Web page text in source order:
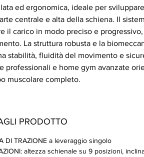
ed ergonomica, ideale per
centrale e alta della schiena. Il
il carico in modo preciso e
La struttura robusta e la
stabilità, fluidità del movimento e
professionali e home gym avanzate
muscolare completo.
PRODOTTO
DI TRAZIONE a leveraggio singolo
altezza schienale su 9 posizioni,